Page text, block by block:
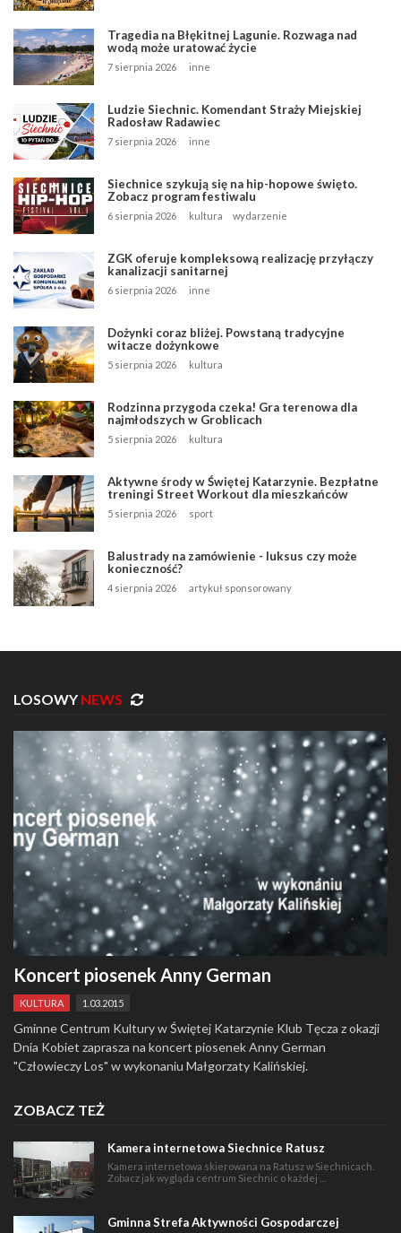
Tragedia na Błękitnej Lagunie. Rozwaga nad
wodą może uratować życie
7 sierpnia 2026 inne
Ludzie Siechnic. Komendant Straży Miejskiej
Radosław Radawiec
7 sierpnia 2026 inne
Siechnice szykują się na hip-hopowe święto.
Zobacz program festiwalu
6 sierpnia 2026 kultura wydarzenie
ZGK oferuje kompleksową realizację przyłączy
kanalizacji sanitarnej
6 sierpnia 2026 inne
Dożynki coraz bliżej. Powstaną tradycyjne
witacze dożynkowe
5 sierpnia 2026 kultura
Rodzinna przygoda czeka! Gra terenowa dla
najmłodszych w Groblicach
5 sierpnia 2026 kultura
Aktywne środy w Świętej Katarzynie. Bezpłatne
treningi Street Workout dla mieszkańców
5 sierpnia 2026 sport
Balustrady na zamówienie - luksus czy może
konieczność?
4 sierpnia 2026 artykuł sponsorowany
LOSOWY NEWS
Koncert piosenek Anny German
KULTURA 1.03.2015
Gminne Centrum Kultury w Świętej Katarzynie Klub Tęcza z okazji
Dnia Kobiet zaprasza na koncert piosenek Anny German
"Człowieczy Los" w wykonaniu Małgorzaty Kalińskiej.
ZOBACZ TEŻ
Kamera internetowa Siechnice Ratusz
Kamera internetowa skierowana na Ratusz w Siechnicach.
Zobacz jak wygląda centrum Siechnic o każdej …
Gminna Strefa Aktywności Gospodarczej